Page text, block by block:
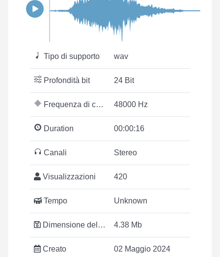
Tipo di supporto wav
Profondità bit 24 Bit
Frequenza di campionamento 48000 Hz
Duration 00:00:16
Canali Stereo
Visualizzazioni 420
Tempo Unknown
Dimensione del file 4.38 Mb
Creato 02 Maggio 2024